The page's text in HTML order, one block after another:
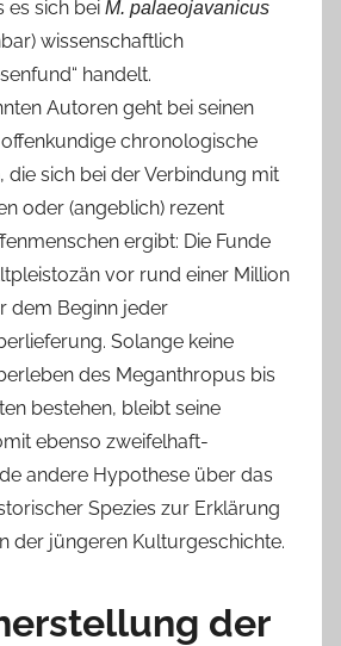
es sich bei M. palaeojavanicus
wissenschaftlich
handelt.
Autoren geht bei seinen
chronologische
die sich bei der Verbindung mit
oder (angeblich) rezent
ergibt: Die Funde
vor rund einer Million
dem Beginn jeder
Solange keine
des Meganthropus bis
bestehen, bleibt seine
ebenso zweifelhaft-
andere Hypothese über das
Spezies zur Erklärung
der jüngeren Kulturgeschichte.
der